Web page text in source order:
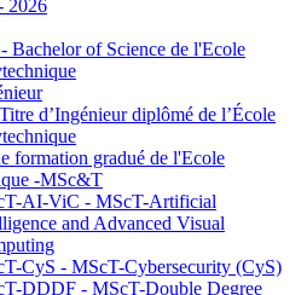
2026
Bachelor of Science de l'Ecole
d’Ingénieur diplômé de l’École
formation gradué de l'Ecole
-MSc&T
AI-ViC - MScT-Artificial
and Advanced Visual
CyS - MScT-Cybersecurity (CyS)
DDDF - MScT-Double Degree